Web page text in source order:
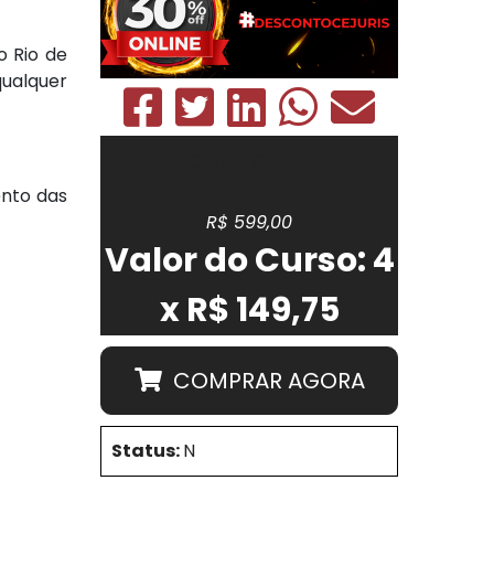
Rio de
das
R$ 599,00
Valor do Curso: 4
x R$ 149,75
COMPRAR AGORA
Status:N